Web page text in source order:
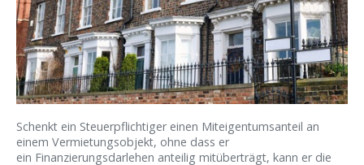
Schenkt ein Steuerpflichtiger einen Miteigentumsanteil an
einem Vermietungsobjekt, ohne dass er
ein Finanzierungsdarlehen anteilig mitüberträgt, kann er die